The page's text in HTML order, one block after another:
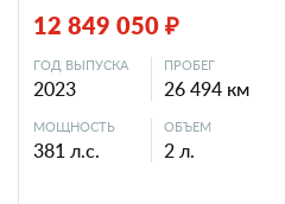
12 849 050 ₽
ГОД ВЫПУСКА
2023
ПРОБЕГ
26 494 км
МОЩНОСТЬ
381 л.с.
ОБЪЕМ
2 л.